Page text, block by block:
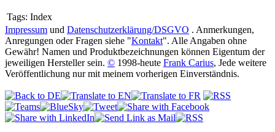
Tags: Index
Impressum und Datenschutzerklärung/DSGVO . Anmerkungen,
Anregungen oder Fragen siehe "Kontakt". Alle Angaben ohne
Gewähr! Namen und Produktbezeichnungen können Eigentum der
jeweiligen Hersteller sein. © 1998-heute Frank Carius, Jede weitere
Veröffentlichung nur mit meinem vorherigen Einverständnis.